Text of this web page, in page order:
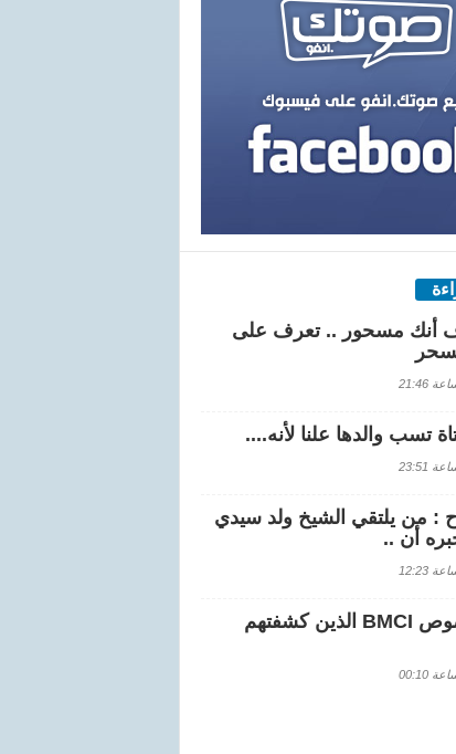
أنك مسحور .. تعرف على
تسب والدها علنا لأنه....
: من يلتقي الشيخ ولد سيدي
أن ..
هويات لصوص BMCI الذين كشفتهم